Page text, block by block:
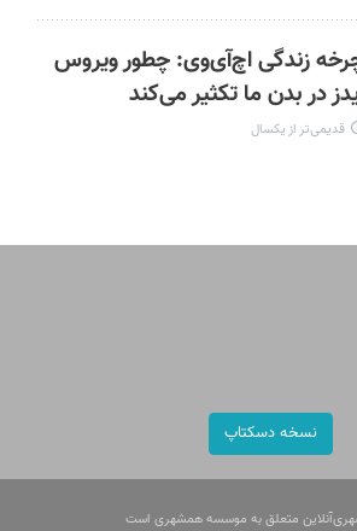
زندگی اچ‌آی‌وی: چطور ویروس
در بدن ما تکثیر می‌کند
قدیمی‌تر از یکسال
نسخه دسکتاپ
متعلق به موسسه همشهری است